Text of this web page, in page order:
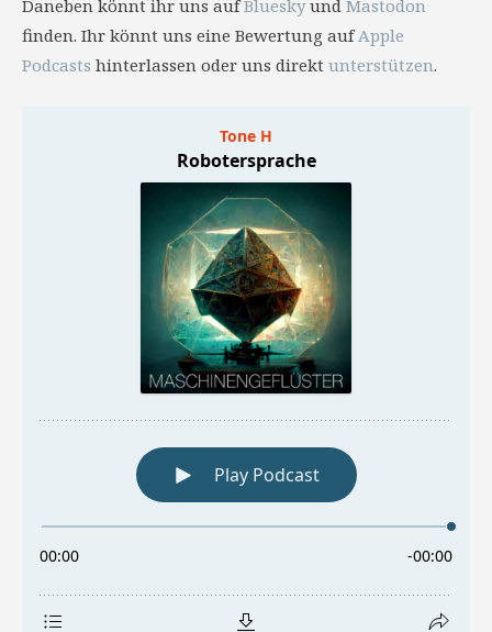
Daneben könnt ihr uns aufBlueskyund Mastodon
finden. Ihr könnt uns eine Bewertung aufApple
Podcasts hinterlassen oder uns direkt unterstützen.